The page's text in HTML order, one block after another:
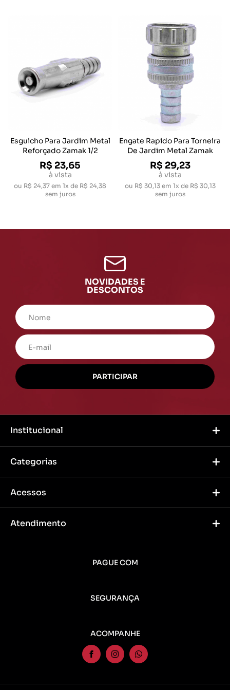
Esguicho Para Jardim Metal
Reforçado Zamak 1/2
R$ 23,65
à vista
ou R$ 24,37 em 1x de R$ 24,38
sem juros
Engate Rapido Para Torneira
De Jardim Metal Zamak
R$ 29,23
à vista
ou R$ 30,13em 1x de R$ 30,13
sem juros
NOVIDADES E
DESCONTOS
Institucional
Categorias
Acessos
Atendimento
PAGUE COM
SEGURANÇA
ACOMPANHE